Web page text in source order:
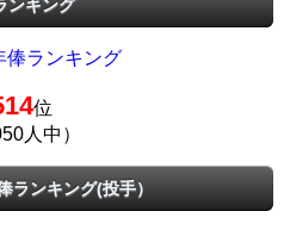
ンキング
俸ランキング
位
人中）
ランキング(投手）